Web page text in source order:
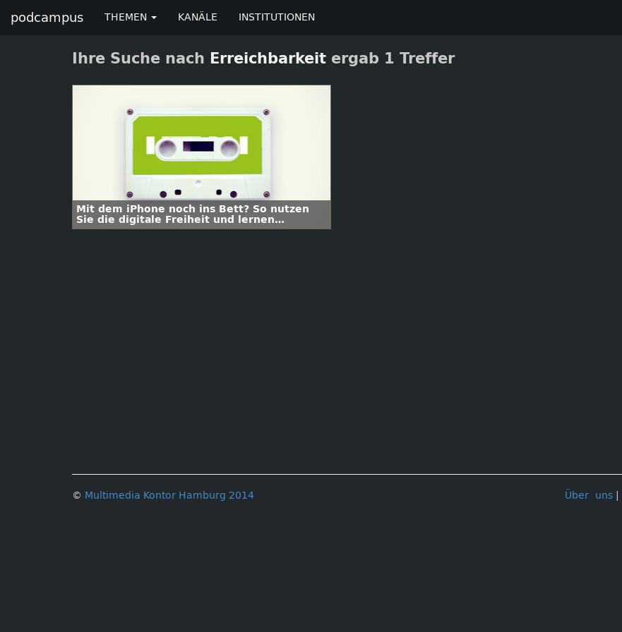
podcampus THEMEN KANÄLE INSTITUTIONEN
Ihre Suche nach Erreichbarkeit ergab 1 Treffer
Mit dem iPhone noch ins Bett? So nutzen
Sie die digitale Freiheit und lernen
abzuschalten
Über uns
© Multimedia Kontor Hamburg 2014